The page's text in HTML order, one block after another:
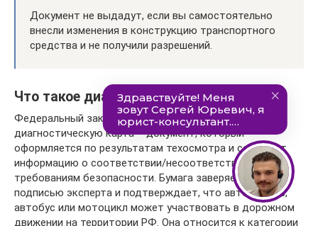
Документ не выдадут, если вы самостоятельно
внесли изменения в конструкцию транспортного
средства и не получили разрешений.
Что такое диагностическая карта?
Федеральный закон №170-ФЗ поясняет, что
диагностическую карта – документ, который
оформляется по результатам техосмотра и содержит
информацию о соответствии/несоответствии ТС
требованиям безопасности. Бумага заверяется
подписью эксперта и подтверждает, что автомобиль,
автобус или мотоцикл может участвовать в дорожном
движении на территории РФ. Она относится к категории